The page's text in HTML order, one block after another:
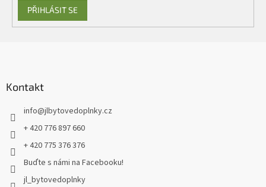
PŘIHLÁSIT SE
Kontakt
info@jlbytovedoplnky.cz
+ 420 776 897 660
+ 420 775 376 376
Buďte s námi na Facebooku!
jl_bytovedoplnky